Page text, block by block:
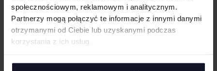
społecznościowym, reklamowym i analitycznym.
Partnerzy mogą połączyć te informacje z innymi danymi
otrzymanymi od Ciebie lub uzyskanymi podczas
korzystania z ich usług.